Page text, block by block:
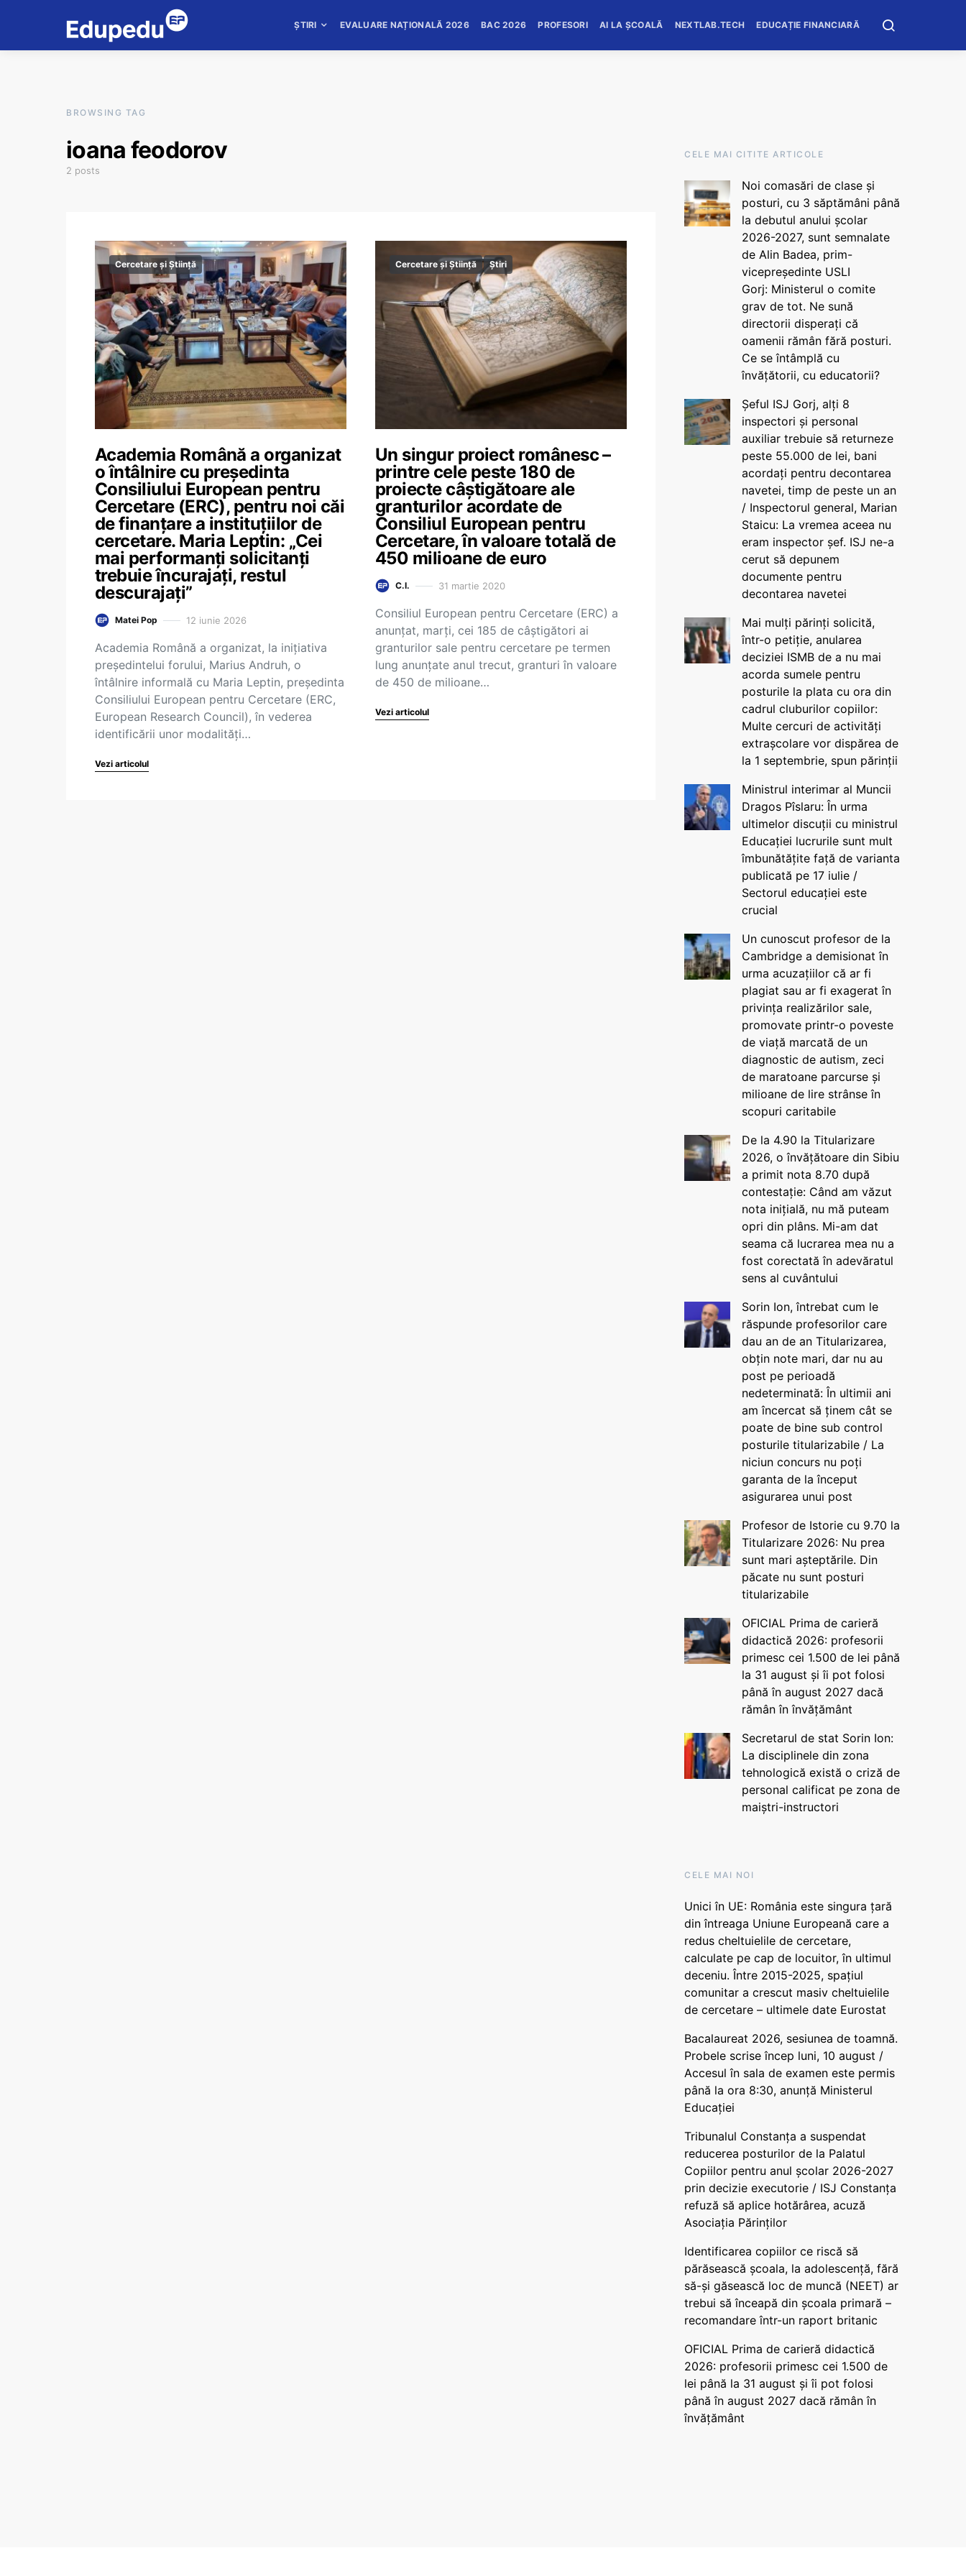
ȘTIRI EVALUARE NAȚIONALĂ 2026 BAC 2026 PROFESORI AI LA ȘCOALĂ NEXTLAB.TECH EDUCAȚIE FINANCIARĂ
BROWSING TAG
ioana feodorov
2 posts
Cercetare și Știință
Academia Română a organizat
o întâlnire cu președinta
Consiliului European pentru
Cercetare (ERC), pentru noi căi
de finanțare a instituțiilor de
cercetare. Maria Leptin: „Cei
mai performanți solicitanți
trebuie încurajați, restul
descurajați”
Matei Pop 12 iunie 2026
Academia Română a organizat, la inițiativa
președintelui forului, Marius Andruh, o
întâlnire informală cu Maria Leptin, președinta
Consiliului European pentru Cercetare (ERC,
European Research Council), în vederea
identificării unor modalități…
Vezi articolul
Cercetare și Știință Știri
Un singur proiect românesc –
printre cele peste 180 de
proiecte câștigătoare ale
granturilor acordate de
Consiliul European pentru
Cercetare, în valoare totală de
450 milioane de euro
C.I. 31 martie 2020
Consiliul European pentru Cercetare (ERC) a
anunțat, marți, cei 185 de câștigători ai
granturilor sale pentru cercetare pe termen
lung anunțate anul trecut, granturi în valoare
de 450 de milioane…
Vezi articolul
CELE MAI CITITE ARTICOLE
Noi comasări de clase și
posturi, cu 3 săptămâni până
la debutul anului școlar
2026-2027, sunt semnalate
de Alin Badea, prim-
vicepreședinte USLI
Gorj: Ministerul o comite
grav de tot. Ne sună
directorii disperați că
oamenii rămân fără posturi.
Ce se întâmplă cu
învățătorii, cu educatorii?
Șeful ISJ Gorj, alți 8
inspectori și personal
auxiliar trebuie să returneze
peste 55.000 de lei, bani
acordați pentru decontarea
navetei, timp de peste un an
/ Inspectorul general, Marian
Staicu: La vremea aceea nu
eram inspector șef. ISJ ne-a
cerut să depunem
documente pentru
decontarea navetei
Mai mulți părinți solicită,
într-o petiție, anularea
deciziei ISMB de a nu mai
acorda sumele pentru
posturile la plata cu ora din
cadrul cluburilor copiilor:
Multe cercuri de activități
extrașcolare vor dispărea de
la 1 septembrie, spun părinții
Ministrul interimar al Muncii
Dragos Pîslaru: În urma
ultimelor discuții cu ministrul
Educației lucrurile sunt mult
îmbunătățite față de varianta
publicată pe 17 iulie /
Sectorul educației este
crucial
Un cunoscut profesor de la
Cambridge a demisionat în
urma acuzațiilor că ar fi
plagiat sau ar fi exagerat în
privința realizărilor sale,
promovate printr-o poveste
de viață marcată de un
diagnostic de autism, zeci
de maratoane parcurse și
milioane de lire strânse în
scopuri caritabile
De la 4.90 la Titularizare
2026, o învățătoare din Sibiu
a primit nota 8.70 după
contestație: Când am văzut
nota inițială, nu mă puteam
opri din plâns. Mi-am dat
seama că lucrarea mea nu a
fost corectată în adevăratul
sens al cuvântului
Sorin Ion, întrebat cum le
răspunde profesorilor care
dau an de an Titularizarea,
obțin note mari, dar nu au
post pe perioadă
nedeterminată: În ultimii ani
am încercat să ținem cât se
poate de bine sub control
posturile titularizabile / La
niciun concurs nu poți
garanta de la început
asigurarea unui post
Profesor de Istorie cu 9.70 la
Titularizare 2026: Nu prea
sunt mari așteptările. Din
păcate nu sunt posturi
titularizabile
OFICIAL Prima de carieră
didactică 2026: profesorii
primesc cei 1.500 de lei până
la 31 august și îi pot folosi
până în august 2027 dacă
rămân în învățământ
Secretarul de stat Sorin Ion:
La disciplinele din zona
tehnologică există o criză de
personal calificat pe zona de
maiștri-instructori
CELE MAI NOI
Unici în UE: România este singura țară
din întreaga Uniune Europeană care a
redus cheltuielile de cercetare,
calculate pe cap de locuitor, în ultimul
deceniu. Între 2015-2025, spațiul
comunitar a crescut masiv cheltuielile
de cercetare – ultimele date Eurostat
Bacalaureat 2026, sesiunea de toamnă.
Probele scrise încep luni, 10 august /
Accesul în sala de examen este permis
până la ora 8:30, anunță Ministerul
Educației
Tribunalul Constanța a suspendat
reducerea posturilor de la Palatul
Copiilor pentru anul școlar 2026-2027
prin decizie executorie / ISJ Constanța
refuză să aplice hotărârea, acuză
Asociația Părinților
Identificarea copiilor ce riscă să
părăsească școala, la adolescență, fără
să-și găsească loc de muncă (NEET) ar
trebui să înceapă din școala primară –
recomandare într-un raport britanic
OFICIAL Prima de carieră didactică
2026: profesorii primesc cei 1.500 de
lei până la 31 august și îi pot folosi
până în august 2027 dacă rămân în
învățământ